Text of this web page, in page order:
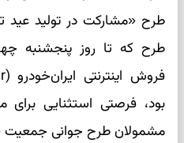
طرح «مشارکت در تولید عید
طرح که تا روز پنجشنبه
بود، فرصتی استثنایی
مشمولان طرح جوانی جمعیت